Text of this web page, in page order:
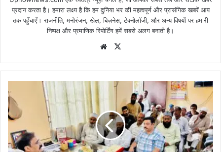
प्रदान करता है। हमारा लक्ष्य है कि हम दुनिया भर की महत्वपूर्ण और प्रासंगिक खबरें आप
तक पहुँचाएँ। राजनीति, मनोरंजन, खेल, बिज़नेस, टेक्नोलॉजी, और अन्य विषयों पर हमारी
निष्पक्ष और प्रमाणिक रिपोर्टिंग हमें सबसे अलग बनाती है।
Website